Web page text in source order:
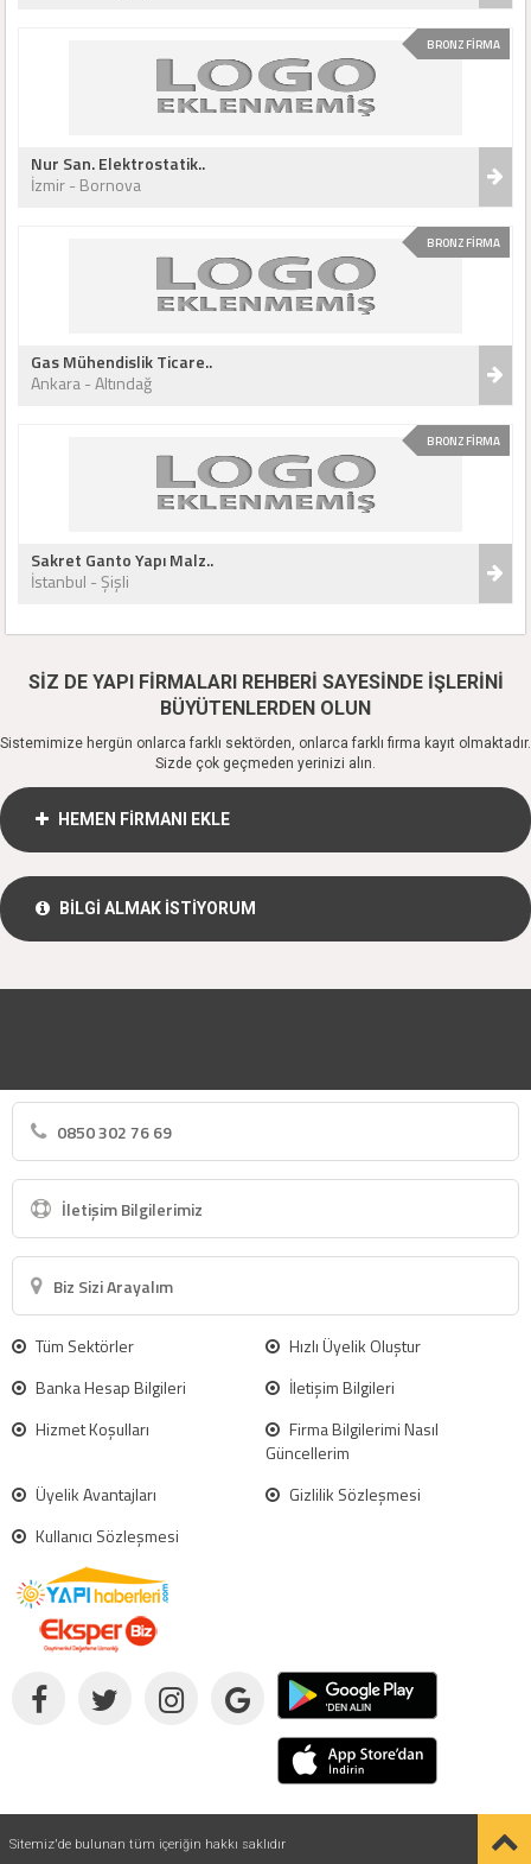
BRONZ FİRMA
Nur San. Elektrostatik..
İzmir - Bornova
BRONZ FİRMA
Gas Mühendislik Ticare..
Ankara - Altındağ
BRONZ FİRMA
Sakret Ganto Yapı Malz..
İstanbul - Şişli
SİZ DE YAPI FİRMALARI REHBERİ SAYESİNDE İŞLERİNİ
BÜYÜTENLERDEN OLUN
Sistemimize hergün onlarca farklı sektörden, onlarca farklı firma kayıt olmaktadır.
Sizde çok geçmeden yerinizi alın.
HEMEN FİRMANI EKLE
BİLGİ ALMAK İSTİYORUM
0850 302 76 69
İletişim Bilgilerimiz
Biz Sizi Arayalım
Tüm Sektörler
Hızlı Üyelik Oluştur
Banka Hesap Bilgileri
İletişim Bilgileri
Hizmet Koşulları
Firma Bilgilerimi Nasıl
Güncellerim
Üyelik Avantajları
Gizlilik Sözleşmesi
Kullanıcı Sözleşmesi
Sitemiz'de bulunan tüm içeriğin hakkı saklıdır